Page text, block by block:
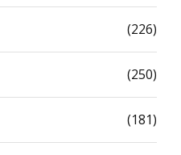
(226)
(250)
(181)